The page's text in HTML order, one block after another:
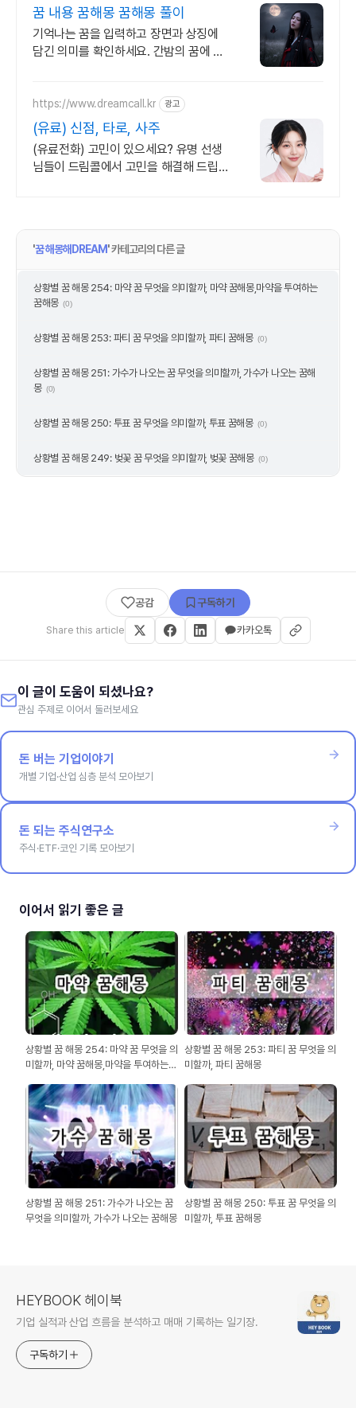
꿈 내용 꿈해몽 꿈해몽 풀이
기억나는 꿈을 입력하고 장면과 상징에
담긴 의미를 확인하세요. 간밤의 꿈에 담
https://www.dreamcall.kr 광고
(유료) 신점, 타로, 사주
(유료전화) 고민이 있으세요? 유명 선생
님들이 드림콜에서 고민을 해결해 드립
'꿈 해몽해DREAM' 카테고리의 다른 글
상황별 꿈 해몽 254: 마약 꿈 무엇을 의미할까, 마약 꿈해몽,마약을 투여하는
꿈해몽 (0)
상황별 꿈 해몽 253: 파티 꿈 무엇을 의미할까, 파티 꿈해몽 (0)
상황별 꿈 해몽 251: 가수가 나오는 꿈 무엇을 의미할까, 가수가 나오는 꿈해
몽 (0)
상황별 꿈 해몽 250: 투표 꿈 무엇을 의미할까, 투표 꿈해몽 (0)
상황별 꿈 해몽 249: 벚꽃 꿈 무엇을 의미할까, 벚꽃 꿈해몽 (0)
공감 구독하기
Share this article 카카오톡
이 글이 도움이 되셨나요?
관심 주제로 이어서 둘러보세요
돈 버는 기업이야기
개별 기업·산업 심층 분석 모아보기
돈 되는 주식연구소
주식·ETF·코인 기록 모아보기
이어서 읽기 좋은 글
상황별 꿈 해몽 254: 마약 꿈 무엇을 의
미할까, 마약 꿈해몽,마약을 투여하는
상황별 꿈 해몽 253: 파티 꿈 무엇을 의
미할까, 파티 꿈해몽
상황별 꿈 해몽 251: 가수가 나오는 꿈
무엇을 의미할까, 가수가 나오는 꿈해몽
상황별 꿈 해몽 250: 투표 꿈 무엇을 의
미할까, 투표 꿈해몽
HEYBOOK 헤이북
기업 실적과 산업 흐름을 분석하고 매매 기록하는 일기장.
구독하기